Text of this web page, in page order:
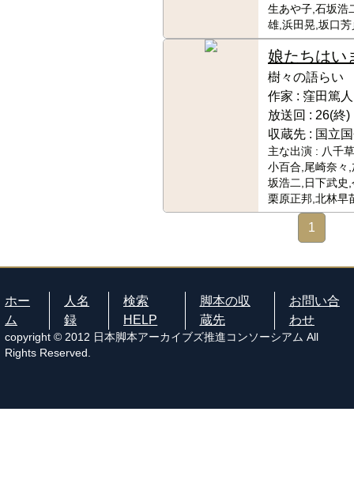
生あや子,石坂浩
雄,浜田晃,坂口芳
娘たちはい
樹々の語らい
作家 : 窪田篤人
放送回 : 26(終)
収蔵先 : 国立
主な出演 : 八千
小百合,尾崎奈々
坂浩二,日下武史
栗原正邦,北林早
1
ホー
ム
人名
録
検索
HELP
脚本の収
蔵先
お問い合
わせ
copyright © 2012 日本脚本アーカイブズ推進コンソーシアム All
Rights Reserved.